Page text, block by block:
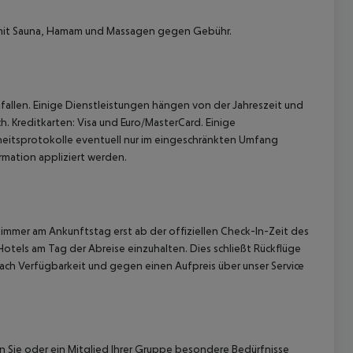
Hamam und Massagen gegen Gebühr.
Einige Dienstleistungen hängen von der Jahreszeit und
Kreditkarten: Visa und Euro/MasterCard. Einige
eventuell nur im eingeschränkten Umfang
appliziert werden.
am Ankunftstag erst ab der offiziellen Check-In-Zeit des
am Tag der Abreise einzuhalten. Dies schließt Rückflüge
Verfügbarkeit und gegen einen Aufpreis über unser Service
oder ein Mitglied Ihrer Gruppe besondere Bedürfnisse
akzeptieren